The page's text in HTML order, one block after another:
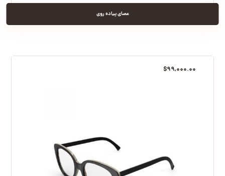
عصای پیاده روی
$۹۹,۰۰۰.۰۰